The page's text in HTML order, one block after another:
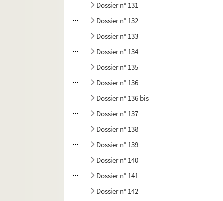
Dossier n° 131
Dossier n° 132
Dossier n° 133
Dossier n° 134
Dossier n° 135
Dossier n° 136
Dossier n° 136 bis
Dossier n° 137
Dossier n° 138
Dossier n° 139
Dossier n° 140
Dossier n° 141
Dossier n° 142